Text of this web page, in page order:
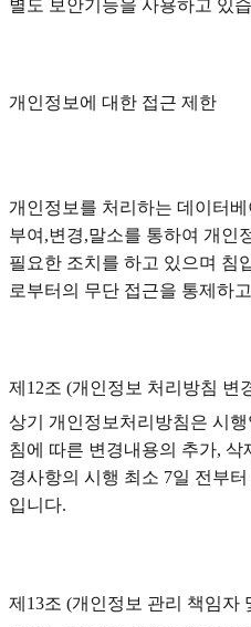
별도 보안기능을 사용하고 있
개인정보에 대한 접근 제한
개인정보를 처리하는 데이터
부여,변경,말소를 통하여 개인
필요한 조치를 하고 있으며 침
로부터의 무단 접근을 통제하
제12조 (개인정보 처리방침 변
상기 개인정보처리방침은 시
침에 따른 변경내용의 추가,
경사항의 시행 최소 7일 전부
입니다.
제13조 (개인정보 관리 책임자